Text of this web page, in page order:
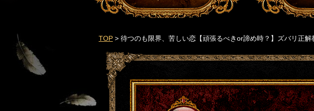
TOP > 待つのも限界、苦しい恋【頑張るべきor諦め時？】ズバリ正解